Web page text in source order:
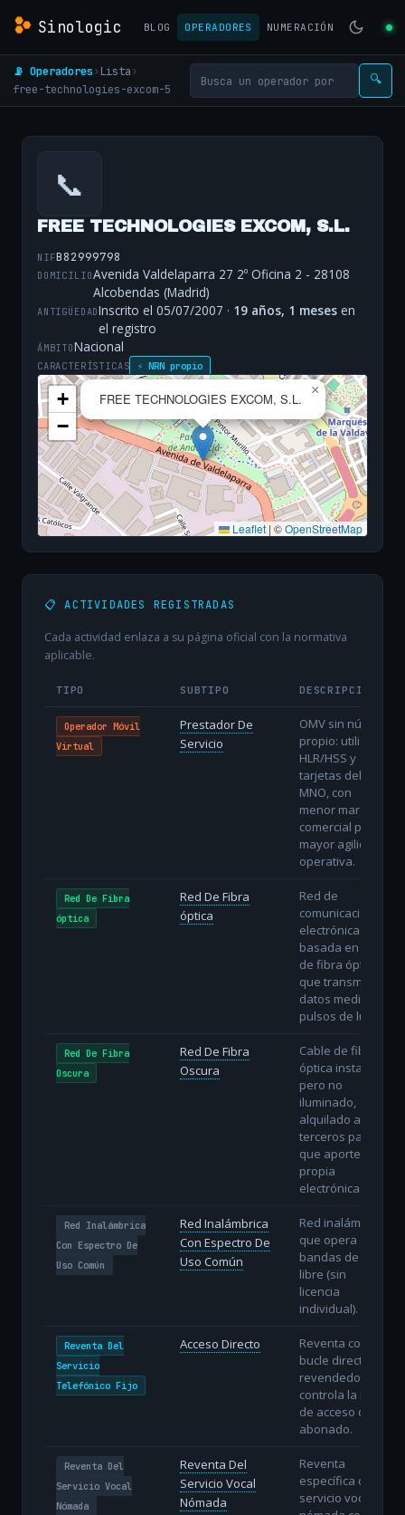
Sinologic BLOG OPERADORES NUMERACIÓN
📡 Operadores› Lista›
free-technologies-excom-5
🔍
📞
FREE TECHNOLOGIES EXCOM, S.L.
NIFB82999798
DOMICILIOAvenida Valdelaparra 27 2º Oficina 2 - 28108
Alcobendas (Madrid)
ANTIGÜEDADInscrito el 05/07/2007 · 19 años, 1 meses en
el registro
ÁMBITONacional
CARACTERÍSTICAS ⚡ NRN propio
FREE TECHNOLOGIES EXCOM, S.L.
×
+
−
Leaflet | ©OpenStreetMap
📋 ACTIVIDADES REGISTRADAS
Cada actividad enlaza a su página oficial con la normativa
aplicable.
TIPO SUBTIPO DESCRIPCIÓN
Operador Móvil
Virtual
Prestador De
Servicio
OMV sin núcleo
propio: utiliza
HLR/HSS y
tarjetas del
MNO, con
menor margen
comercial pero
mayor agilidad
operativa.
Red De Fibra
óptica
Red De Fibra
óptica
Red de
comunicaciones
electrónicas
basada en hilos
de fibra óptica
que transmiten
datos mediante
pulsos de luz.
Red De Fibra
Oscura
Red De Fibra
Oscura
Cable de fibra
óptica instalado
pero no
iluminado,
alquilado a
terceros para
que aporten su
propia
electrónica.
Red Inalámbrica
Con Espectro De
Uso Común
Red Inalámbrica
Con Espectro De
Uso Común
Red inalámbrica
que opera en
bandas de uso
libre (sin
licencia
individual).
Reventa Del
Servicio
Telefónico Fijo
Acceso Directo
Reventa con
bucle directo: el
revendedor
controla la línea
de acceso del
abonado.
Reventa Del
Servicio Vocal
Nómada
Reventa Del
Servicio Vocal
Nómada
Reventa
específica del
servicio vocal